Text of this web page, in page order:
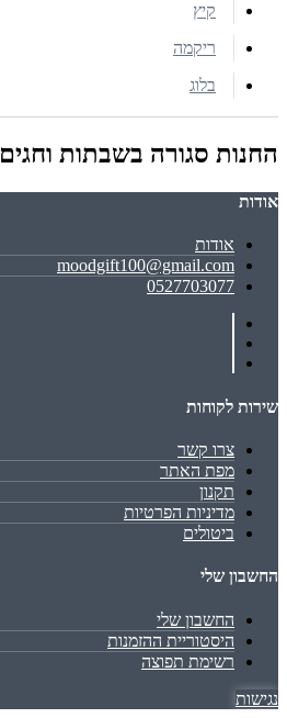
קיץ
ריקמה
בלוג
החנות סגורה בשבתות וחגים
אודות
אודות
moodgift100@gmail.com
0527703077
שירות לקוחות
צרו קשר
מפת האתר
תקנון
מדיניות הפרטיות
ביטולים
החשבון שלי
החשבון שלי
היסטוריית ההזמנות
רשימת תפוצה
נגישות